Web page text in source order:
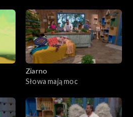
Ziarno
Słowa mają moc